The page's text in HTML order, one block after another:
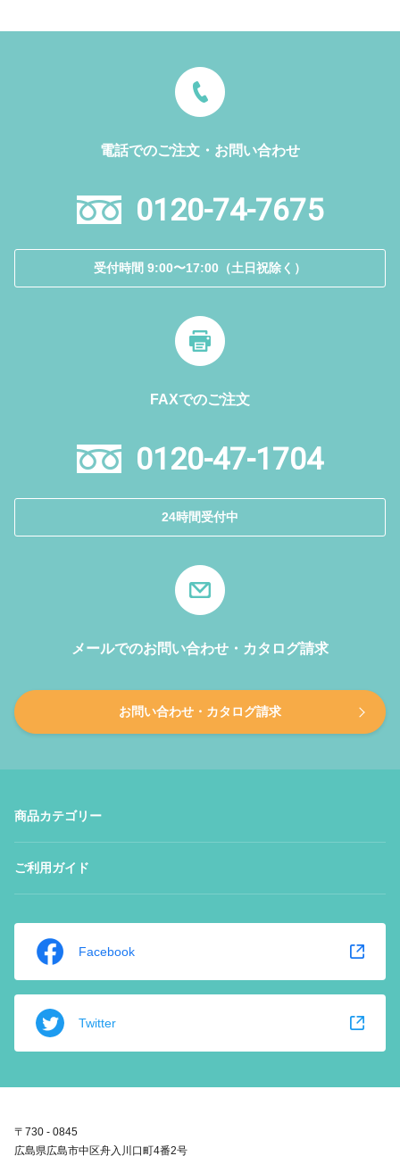
電話でのご注文・お問い合わせ
0120-74-7675
受付時間 9:00〜17:00（土日祝除く）
FAXでのご注文
0120-47-1704
24時間受付中
メールでのお問い合わせ・カタログ請求
お問い合わせ・カタログ請求
商品カテゴリー
ご利用ガイド
Facebook
Twitter
〒730 - 0845
広島県広島市中区舟入川口町4番2号